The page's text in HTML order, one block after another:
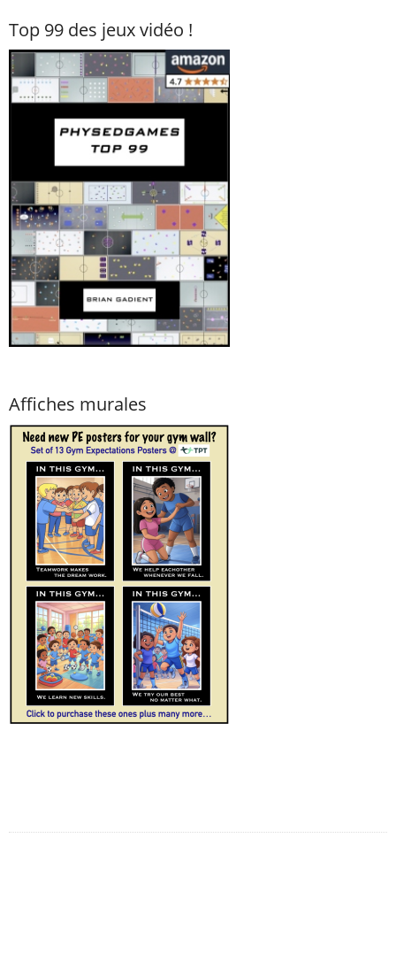
Top 99 des jeux vidéo !
Affiches murales